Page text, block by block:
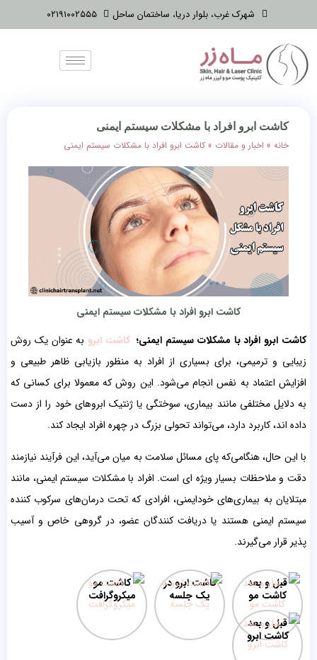
شهرک غرب، بلوار دریا، ساختمان ساحل ۰۲۱۹۱۰۰۲۵۵۵
کاشت ابرو افراد با مشکلات سیستم ایمنی
خانه » اخبار و مقالات »کاشت ابرو افراد با مشکلات سیستم ایمنی
کاشت ابرو افراد با مشکلات سیستم ایمنی
کاشت ابرو افراد با مشکلات سیستم ایمنی؛کاشت ابرو به عنوان یک روش
زیبایی و ترمیمی، برای بسیاری از افراد به منظور بازیابی ظاهر طبیعی و
افزایش اعتماد به نفس انجام می‌شود. این روش که معمولا برای کسانی که
به دلایل مختلفی مانند بیماری، سوختگی یا ژنتیک ابروهای خود را از دست
داده اند، کاربرد دارد، می‌تواند تحولی بزرگ در چهره افراد ایجاد کند.
با این حال، هنگامی‌که پای مسائل سلامت به میان می‌آید، این فرآیند نیازمند
دقت و ملاحظات بسیار ویژه ای است. افراد با مشکلات سیستم ایمنی، مانند
مبتلایان به بیماری‌های خودایمنی، افرادی که تحت درمان‌های سرکوب کننده
سیستم ایمنی هستند یا دریافت کنندگان عضو، در گروهی خاص و آسیب
پذیر قرار می‌گیرند.
قبل و بعد
کاشت مو
کاشت ابرو در
یک جلسه
کاشت مو
میکروگرافت
قبل و بعد
کاشت ابرو